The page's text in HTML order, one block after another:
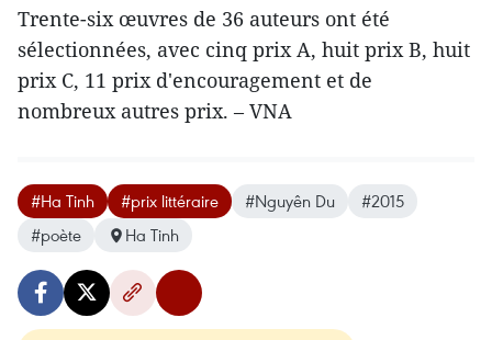
Trente-six œuvres de 36 auteurs ont été
sélectionnées, avec cinq prix A, huit prix B, huit
prix C, 11 prix d'encouragement et de
nombreux autres prix. – VNA
#Ha Tinh #prix littéraire #Nguyên Du
#2015
#poète
Ha Tinh